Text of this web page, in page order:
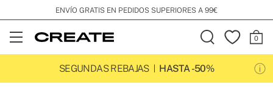
ENVÍO GRATIS EN PEDIDOS SUPERIORES A 99€
Open
Menu
SEGUNDAS REBAJAS
HASTA -50%